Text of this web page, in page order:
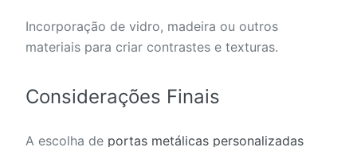
Incorporação de vidro, madeira ou outros
materiais para criar contrastes e texturas.
Considerações Finais
A escolha de portas metálicas personalizadas